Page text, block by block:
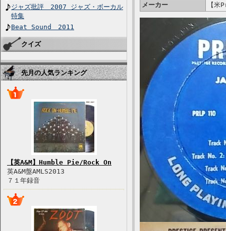
ジャズ批評 2007 ジャズ・ボーカル
特集
Beat Sound 2011
クイズ
先月の人気ランキング
【英A&M】Humble Pie/Rock On
英A&M盤AMLS2013
７１年録音
メーカー
【